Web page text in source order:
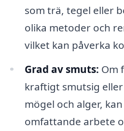
som trä, tegel eller
olika metoder och
vilket kan påverka
Grad av smuts: Om
kraftigt smutsig
mögel och alger,
omfattande arbete